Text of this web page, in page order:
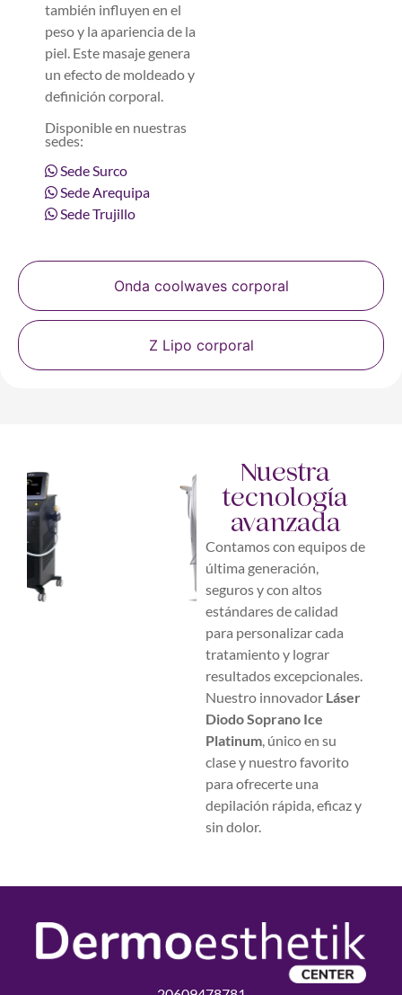
Onda coolwaves corporal
Z Lipo corporal
también influyen en el
peso y la apariencia de la
piel. Este masaje genera
un efecto de moldeado y
definición corporal.
Disponible en nuestras
sedes:
Sede Surco
Sede Arequipa
Sede Trujillo
Nuestra
tecnología
avanzada
Contamos con equipos de
última generación,
seguros y con altos
estándares de calidad
para personalizar cada
tratamiento y lograr
resultados excepcionales.
Nuestro innovador Láser
Diodo Soprano Ice
Platinum, único en su
clase y nuestro favorito
para ofrecerte una
depilación rápida, eficaz y
sin dolor.